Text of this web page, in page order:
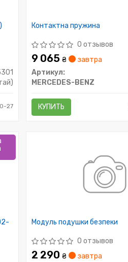
27
Контактна пружина
0 отзывов
9 065₴
завтра
Артикул:
MERCEDES-BENZ
КУПИТЬ
Модуль подушки безпеки
0 отзывов
2 290₴
завтра